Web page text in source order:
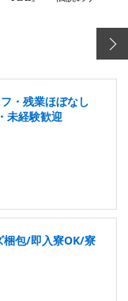
・残業ほぼなし
未経験歓迎
梱包/即入寮OK/寮